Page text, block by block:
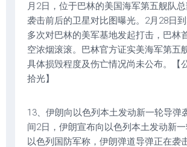
月2日，位于巴林的美国海军第五舰队
袭击前后的卫星对比图曝光。2月28日
多次对巴林的美军基地发起打击，巴林
空浓烟滚滚。巴林官方证实美海军第五
具体损毁程度及伤亡情况尚未公布。【
拾光】
13、伊朗向以色列本土发动新一轮导弹
间2日，伊朗宣布向以色列本土发动新一
以色列国防军称，伊朗弹道导弹正在袭